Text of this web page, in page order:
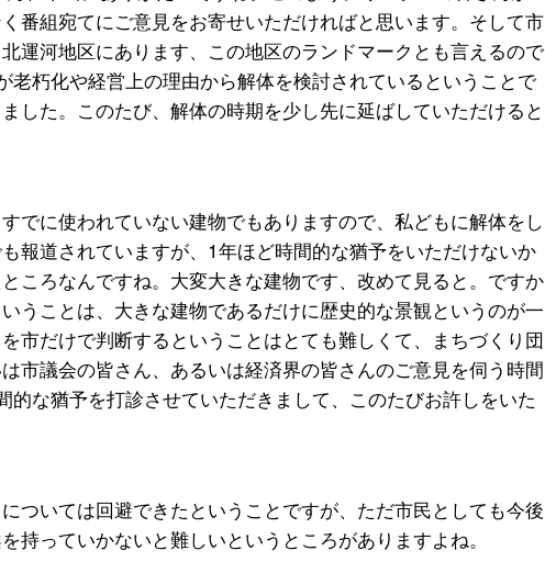
番組宛てにご意見をお寄せいただければと思います。そして市
運河地区にあります、この地区のランドマークとも言えるので
朽化や経営上の理由から解体を検討されているということで
した。このたび、解体の時期を少し先に延ばしていただけると
でに使われていない建物でもありますので、私どもに解体をし
報道されていますが、1年ほど時間的な猶予をいただけないか
ころなんですね。大変大きな建物です、改めて見ると。ですか
うことは、大きな建物であるだけに歴史的な景観というのが一
市だけで判断するということはとても難しくて、まちづくり団
市議会の皆さん、あるいは経済界の皆さんのご意見を伺う時間
な猶予を打診させていただきまして、このたびお許しをいた
ついては回避できたということですが、ただ市民としても今後
持っていかないと難しいというところがありますよね。